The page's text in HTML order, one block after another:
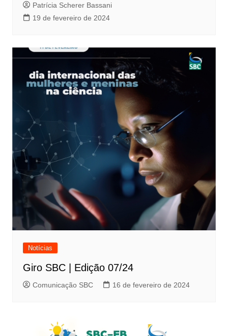
Patrícia Scherer Bassani
19 de fevereiro de 2024
Notícias
Giro SBC | Edição 07/24
Comunicação SBC 16 de fevereiro de 2024